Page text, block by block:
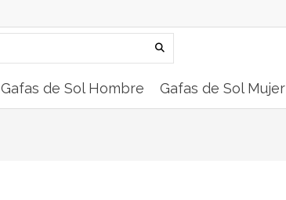
Gafas de Sol Hombre Gafas de Sol Mujer